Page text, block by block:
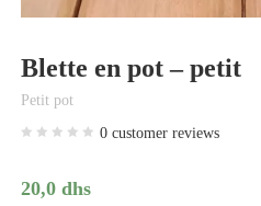
Blette en pot – petit
Petit pot
0 customer reviews
20,0dhs